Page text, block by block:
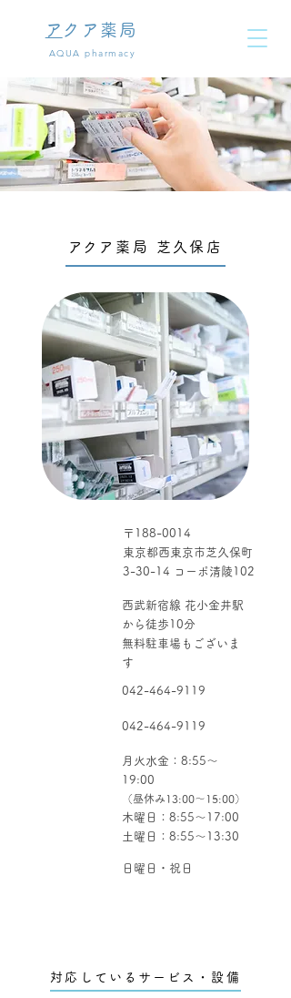
​ アクア薬局
​AQUA pharmacy
​ アクア薬局 芝久保店
〒188-0014
東京都西東京市芝久保町
3-30-14 コーポ清陵102
西武新宿線 花小金井駅
から徒歩10分
無料駐車場もございま
す
042-464-9119
042-464-9119
​月火水金：8:55～
19:00
（昼休み13:00～15:00）
木曜日：8:55～17:00
土曜日：8:55～13:30
日曜日・祝日
対応しているサービス・設備